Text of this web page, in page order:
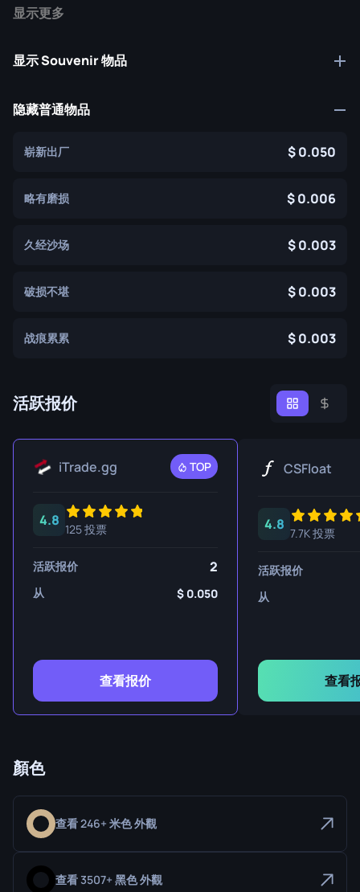
显示更多
显示 Souvenir 物品
隐藏普通物品
崭新出厂 0.050
略有磨损 0.006
久经沙场 0.003
破损不堪 0.003
战痕累累 0.003
活跃报价
iTrade.gg TOP
4.8
125 投票
活跃报价 2
从 0.050
查看报价
CSFloat
4.8
7.7K 投票
活跃报价
从
查看
顏色
查看 246+ 米色 外觀
查看 3507+ 黑色 外觀